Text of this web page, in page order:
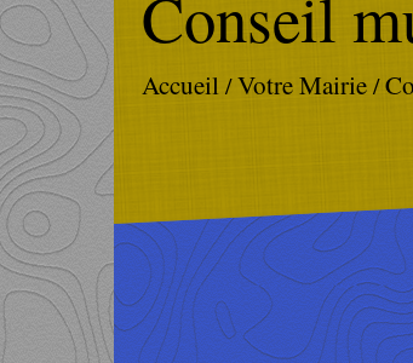
Conseil
Accueil/Votre Mairie/